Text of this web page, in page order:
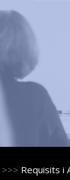
>>> Requisits i